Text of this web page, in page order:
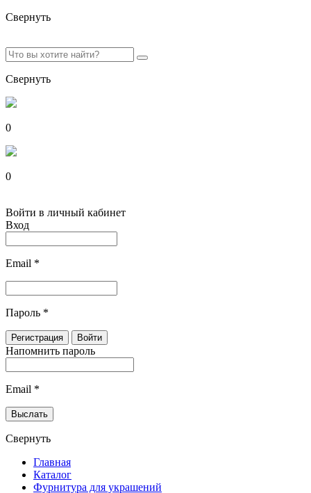
Свернуть
Свернуть
0
0
Войти в личный кабинет
Вход
Email *
Пароль *
Напомнить пароль
Email *
Свернуть
Главная
Каталог
Фурнитура для украшений